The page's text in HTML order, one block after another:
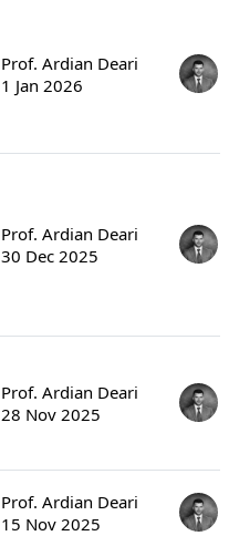
Prof. Ardian Deari
1 Jan 2026
Prof. Ardian Deari
30 Dec 2025
Prof. Ardian Deari
28 Nov 2025
Prof. Ardian Deari
15 Nov 2025